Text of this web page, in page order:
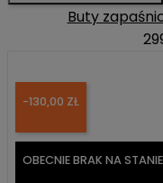
Buty
-130,00 ZŁ
OBECNIE BRAK NA STANIE